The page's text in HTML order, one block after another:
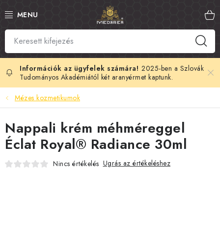
tartalomhoz
SZLOVÁK MÉZ
MANUKA MÉZ
MÉHPEMPŐ
KIRÁLYI ZSELÉ
MÉHMÉREG
2025-ben a Szlovák
Tudományos Akadémiától két aranyérmet kaptunk.
Mézes kozmetikumok
Nappali krém méhméreggel
Éclat Royal® Radiance 30ml
Nincs értékelés Ugrás az értékeléshez